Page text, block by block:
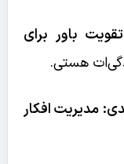
تقویت باور برای
هستی.
مدیریت افکار